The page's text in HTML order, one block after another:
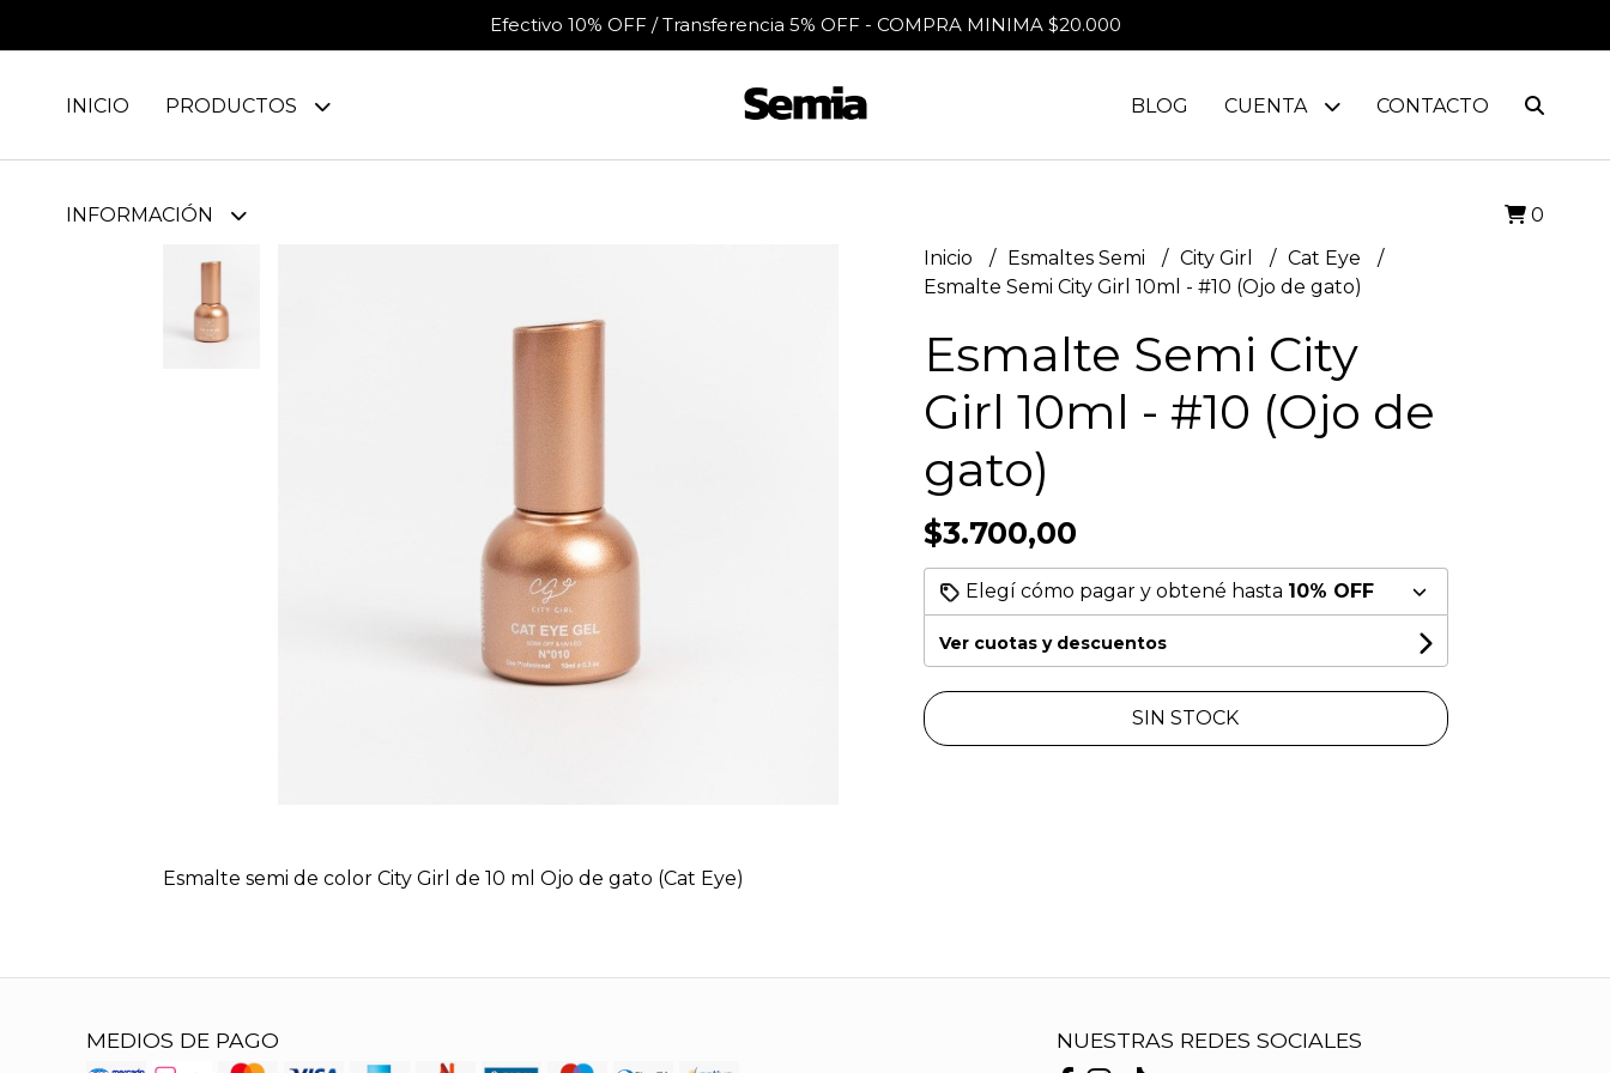
Efectivo 10% OFF / Transferencia 5% OFF - COMPRA MINIMA $20.000
INICIO PRODUCTOS
INFORMACIÓN
BLOG CUENTA CONTACTO
0
Esmalte semi de color City Girl de 10 ml Ojo de gato (Cat Eye)
Inicio Esmaltes Semi City Girl
Cat Eye
Esmalte Semi City Girl 10ml - #10 (Ojo de gato)
Esmalte Semi City
Girl 10ml - #10 (Ojo de
gato)
$3.700,00
Elegí cómo pagar y obtené hasta 10% OFF
Ver cuotas y descuentos
SIN STOCK
MEDIOS DE PAGO NUESTRAS REDES SOCIALES